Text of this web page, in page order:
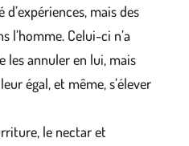
mais des
l’homme. Celui-ci n’a
les annuler en lui, mais
égal, et même, s’élever
le nectar et